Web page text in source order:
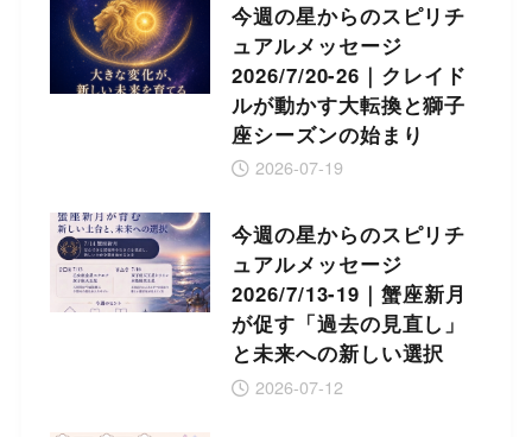
今週の星からのスピリチ
ュアルメッセージ
2026/7/20-26｜クレイド
ルが動かす大転換と獅子
座シーズンの始まり
2026-07-19
今週の星からのスピリチ
ュアルメッセージ
2026/7/13-19｜蟹座新月
が促す「過去の見直し」
と未来への新しい選択
2026-07-12